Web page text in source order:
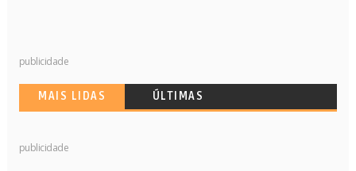
publicidade
MAIS LIDAS ÚLTIMAS
publicidade